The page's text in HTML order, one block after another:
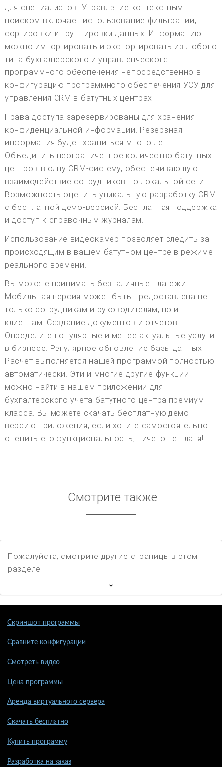
для специалистов. Управление контекстным
поиском включает использование фильтрации,
сортировки и группировки данных. Информацию
можно импортировать и экспортировать из любого
типа бухгалтерского и управленческого
программного обеспечения непосредственно в
конфигурацию программного обеспечения УСУ для
управления CRM в батутных центрах.
Права доступа зарезервированы для хранения
конфиденциальной информации. Резервная
информация будет храниться много лет.
Объединить неограниченное количество батутных
центров в одну CRM-систему, обеспечивающую
взаимодействие сотрудников по локальной сети.
Возможность оценить уникальную разработку CRM
с бесплатной демо-версией. Бесплатная поддержка
и доступ к справочным журналам.
Использование видеокамер позволяет следить за
происходящим в вашем батутном центре в режиме
реального времени.
Вы можете принимать безналичные платежи.
Мобильная версия может быть предоставлена не
только сотрудникам и руководителям, но и
клиентам. Создание документов и отчетов.
Определите популярные и менее актуальные услуги
в бизнесе. Регулярное обновление базы данных.
Расчет выполняется нашей программой полностью
автоматически. Эти и многие другие функции
можно найти в нашем приложении для
бухгалтерского учета батутного центра премиум-
класса. Вы можете скачать бесплатную демо-
версию приложения, если хотите самостоятельно
оценить его функциональность, ничего не платя!
Смотрите также
Пожалуйста, смотрите другие страницы в этом
разделе
Скриншот программы
Сравните конфигурации
Смотреть видео
Цена программы
Аренда виртуального сервера
Скачать бесплатно
Купить программу
Разработка на заказ